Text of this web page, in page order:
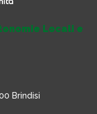
Locali e
Brindisi